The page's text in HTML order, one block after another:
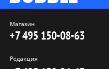
Магазин
+7 495 150-08-63
Редакция